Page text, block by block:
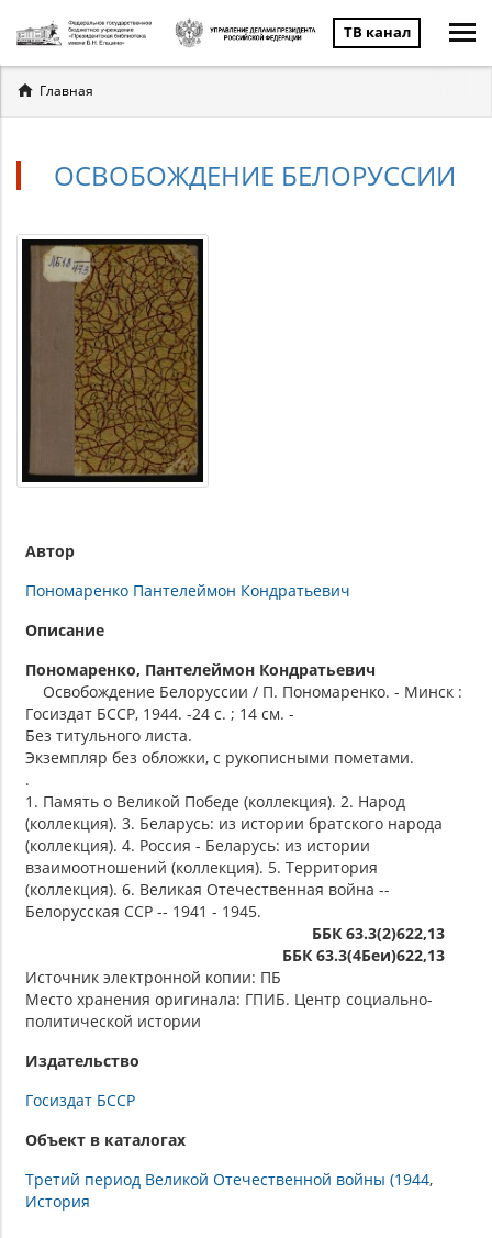
ТВ канал
Вы
здесь
Главная
ОСВОБОЖДЕНИЕ БЕЛОРУССИИ
Автор
Пономаренко Пантелеймон Кондратьевич
Описание
Пономаренко, Пантелеймон Кондратьевич
Освобождение Белоруссии / П. Пономаренко. - Минск :
Госиздат БССР, 1944. -24 с. ; 14 см. -
Без титульного листа.
Экземпляр без обложки, с рукописными пометами.
.
1. Память о Великой Победе (коллекция). 2. Народ
(коллекция). 3. Беларусь: из истории братского народа
(коллекция). 4. Россия - Беларусь: из истории
взаимоотношений (коллекция). 5. Территория
(коллекция). 6. Великая Отечественная война --
Белорусская ССР -- 1941 - 1945.
ББК 63.3(2)622,13
ББК 63.3(4Беи)622,13
Источник электронной копии: ПБ
Место хранения оригинала: ГПИБ. Центр социально-
политической истории
Издательство
Госиздат БССР
Объект в каталогах
Третий период Великой Отечественной войны (1944
История